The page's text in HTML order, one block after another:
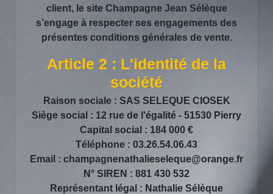
client, le site Champagne Jean Sélèque
s’engage à respecter ses engagements des
présentes conditions générales de vente.
Article 2 : L'identité de la
société
Raison sociale : SAS SELEQUE CIOSEK
Siège social : 12 rue de l'égalité - 51530 Pierry
Capital social : 184 000 €
Téléphone : 03.26.54.06.43
Email : champagnenathalieseleque@orange.fr
N° SIREN : 881 430 532
Représentant légal : Nathalie Sélèque